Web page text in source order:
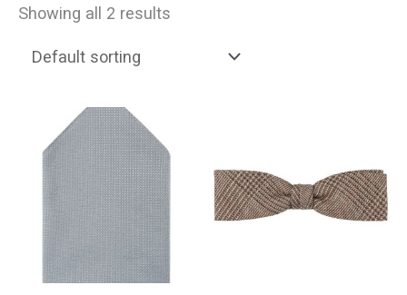
Showing all 2 results